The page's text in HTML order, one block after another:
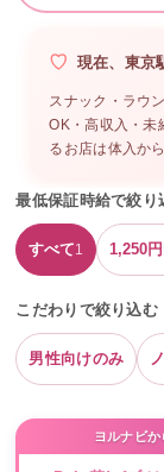
現在、 東京
スナック・ラウ
OK・高収入・未
るお店は体入か
最低保証時給で絞り
すべて1 1,250
こだわりで絞り込む
男性向けのみ
ヨルナビ